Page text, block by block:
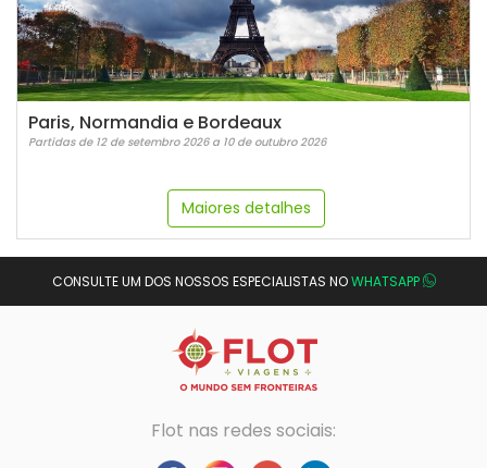
Paris, Normandia e Bordeaux
Partidas de 12 de setembro 2026 a 10 de outubro 2026
Maiores detalhes
CONSULTE UM DOS NOSSOS ESPECIALISTAS NOWHATSAPP
Flot nas redes sociais: